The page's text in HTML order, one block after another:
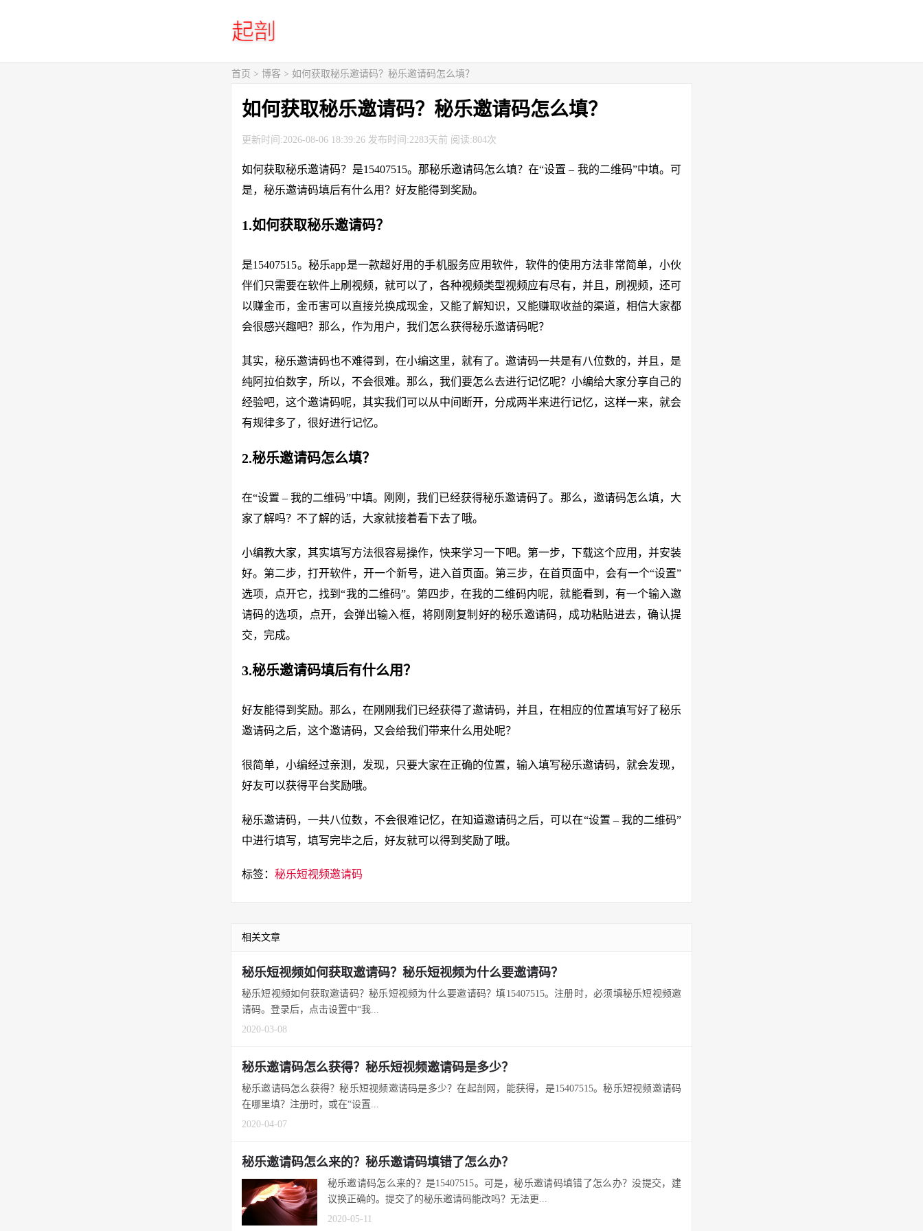
首页 > 博客 > 如何获取秘乐邀请码？秘乐邀请码怎么填？
如何获取秘乐邀请码？秘乐邀请码怎么填？
更新时间:2026-08-06 18:39:26 发布时间:2283天前 阅读:804次
如何获取秘乐邀请码？是15407515。那秘乐邀请码怎么填？在“设置 – 我的二维码”中填。可
是，秘乐邀请码填后有什么用？好友能得到奖励。
1.如何获取秘乐邀请码？
是15407515。秘乐app是一款超好用的手机服务应用软件，软件的使用方法非常简单，小伙
伴们只需要在软件上刷视频，就可以了，各种视频类型视频应有尽有，并且，刷视频，还可
以赚金币，金币害可以直接兑换成现金，又能了解知识，又能赚取收益的渠道，相信大家都
会很感兴趣吧？那么，作为用户，我们怎么获得秘乐邀请码呢？
其实，秘乐邀请码也不难得到，在小编这里，就有了。邀请码一共是有八位数的，并且，是
纯阿拉伯数字，所以，不会很难。那么，我们要怎么去进行记忆呢？小编给大家分享自己的
经验吧，这个邀请码呢，其实我们可以从中间断开，分成两半来进行记忆，这样一来，就会
有规律多了，很好进行记忆。
2.秘乐邀请码怎么填？
在“设置 – 我的二维码”中填。刚刚，我们已经获得秘乐邀请码了。那么，邀请码怎么填，大
家了解吗？不了解的话，大家就接着看下去了哦。
小编教大家，其实填写方法很容易操作，快来学习一下吧。第一步，下载这个应用，并安装
好。第二步，打开软件，开一个新号，进入首页面。第三步，在首页面中，会有一个“设置”
选项，点开它，找到“我的二维码”。第四步，在我的二维码内呢，就能看到，有一个输入邀
请码的选项，点开，会弹出输入框，将刚刚复制好的秘乐邀请码，成功粘贴进去，确认提
交，完成。
3.秘乐邀请码填后有什么用？
好友能得到奖励。那么，在刚刚我们已经获得了邀请码，并且，在相应的位置填写好了秘乐
邀请码之后，这个邀请码，又会给我们带来什么用处呢？
很简单，小编经过亲测，发现，只要大家在正确的位置，输入填写秘乐邀请码，就会发现，
好友可以获得平台奖励哦。
秘乐邀请码，一共八位数，不会很难记忆，在知道邀请码之后，可以在“设置 – 我的二维码”
中进行填写，填写完毕之后，好友就可以得到奖励了哦。
标签： 秘乐短视频邀请码
相关文章
秘乐短视频如何获取邀请码？秘乐短视频为什么要邀请码？
秘乐短视频如何获取邀请码？秘乐短视频为什么要邀请码？填15407515。注册时，必须填秘乐短视频邀
请码。登录后，点击设置中“我...
2020-03-08
秘乐邀请码怎么获得？秘乐短视频邀请码是多少？
秘乐邀请码怎么获得？秘乐短视频邀请码是多少？在起剖网，能获得，是15407515。秘乐短视频邀请码
在哪里填？注册时，或在“设置...
2020-04-07
秘乐邀请码怎么来的？秘乐邀请码填错了怎么办？
秘乐邀请码怎么来的？是15407515。可是，秘乐邀请码填错了怎么办？没提交，建
议换正确的。提交了的秘乐邀请码能改吗？无法更...
2020-05-11